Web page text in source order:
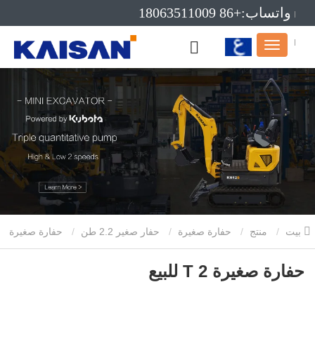
واتساب:+86 18063511009
بريد إلكتروني:info@kaisanmachinery.com
منتج حفارة صغيرة حفار صغير 2.2 طن حفارة صغيرة
حفارة صغيرة 2 T للبيع